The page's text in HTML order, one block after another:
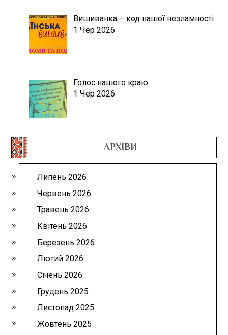
Вишиванка – код нашої незламності
1 Чер 2026
Голос нашого краю
1 Чер 2026
АРХІВИ
Липень 2026
Червень 2026
Травень 2026
Квітень 2026
Березень 2026
Лютий 2026
Січень 2026
Грудень 2025
Листопад 2025
Жовтень 2025